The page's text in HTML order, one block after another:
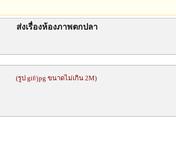
ส่งเรื่องห้องภาพตกปลา
(รูป gif/jpg ขนาดไม่เกิน 2M)